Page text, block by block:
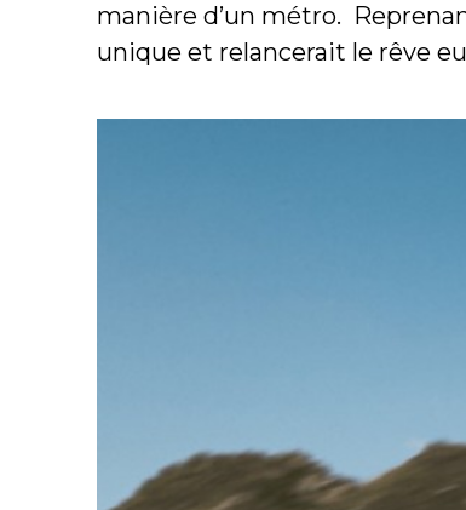
manière d’un métro.
unique et relancerait le rêve